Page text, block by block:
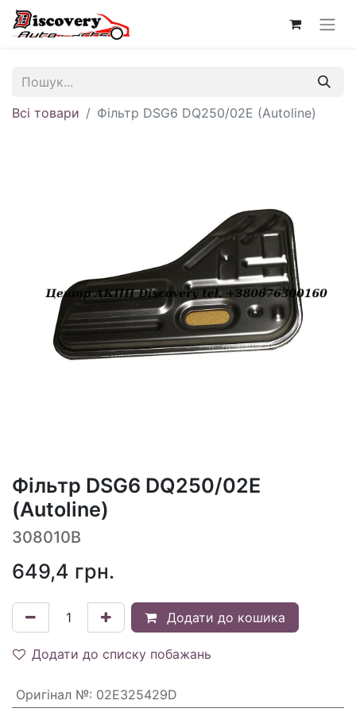
Всі товари Фільтр DSG6 DQ250/02E (Autoline)
Фільтр DSG6 DQ250/02E
(Autoline)
308010B
649,4 грн.
Додати до кошика
Додати до списку побажань
Оригінал №: 02E325429D